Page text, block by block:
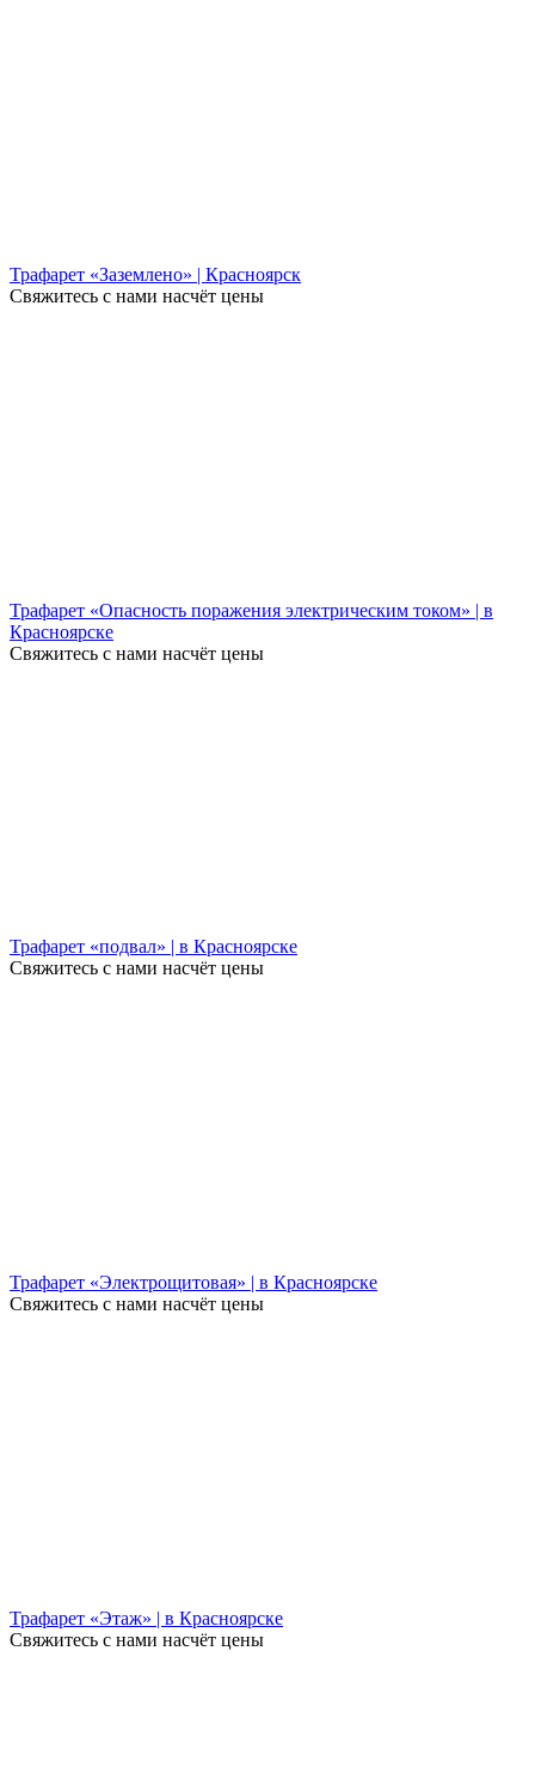
Трафарет «Заземлено» | Красноярск
Свяжитесь с нами насчёт цены
Трафарет «Опасность поражения электрическим током» | в
Красноярске
Свяжитесь с нами насчёт цены
Трафарет «подвал» | в Красноярске
Свяжитесь с нами насчёт цены
Трафарет «Электрощитовая» | в Красноярске
Свяжитесь с нами насчёт цены
Трафарет «Этаж» | в Красноярске
Свяжитесь с нами насчёт цены